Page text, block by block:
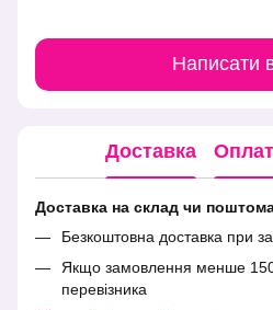
Написати
Доставка
Доставка на склад чи
Безкоштовна доставка при
Якщо замовлення менше
перевізника